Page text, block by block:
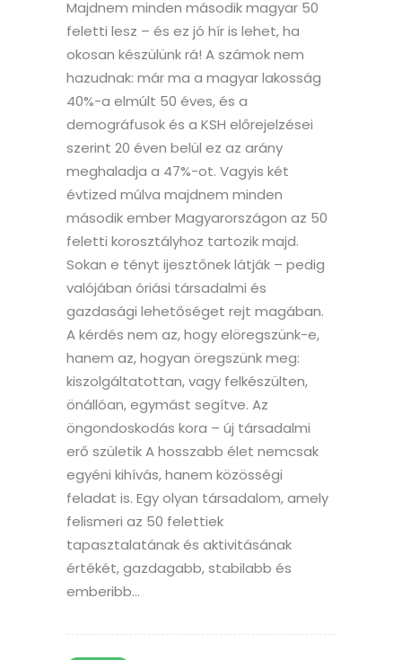
Majdnem minden második magyar 50
feletti lesz – és ez jó hír is lehet, ha
okosan készülünk rá! A számok nem
hazudnak: már ma a magyar lakosság
40%-a elmúlt 50 éves, és a
demográfusok és a KSH előrejelzései
szerint 20 éven belül ez az arány
meghaladja a 47%-ot. Vagyis két
évtized múlva majdnem minden
második ember Magyarországon az 50
feletti korosztályhoz tartozik majd.
Sokan e tényt ijesztőnek látják – pedig
valójában óriási társadalmi és
gazdasági lehetőséget rejt magában.
A kérdés nem az, hogy elöregszünk-e,
hanem az, hogyan öregszünk meg:
kiszolgáltatottan, vagy felkészülten,
önállóan, egymást segítve. Az
öngondoskodás kora – új társadalmi
erő születik A hosszabb élet nemcsak
egyéni kihívás, hanem közösségi
feladat is. Egy olyan társadalom, amely
felismeri az 50 felettiek
tapasztalatának és aktivitásának
értékét, gazdagabb, stabilabb és
emberibb...